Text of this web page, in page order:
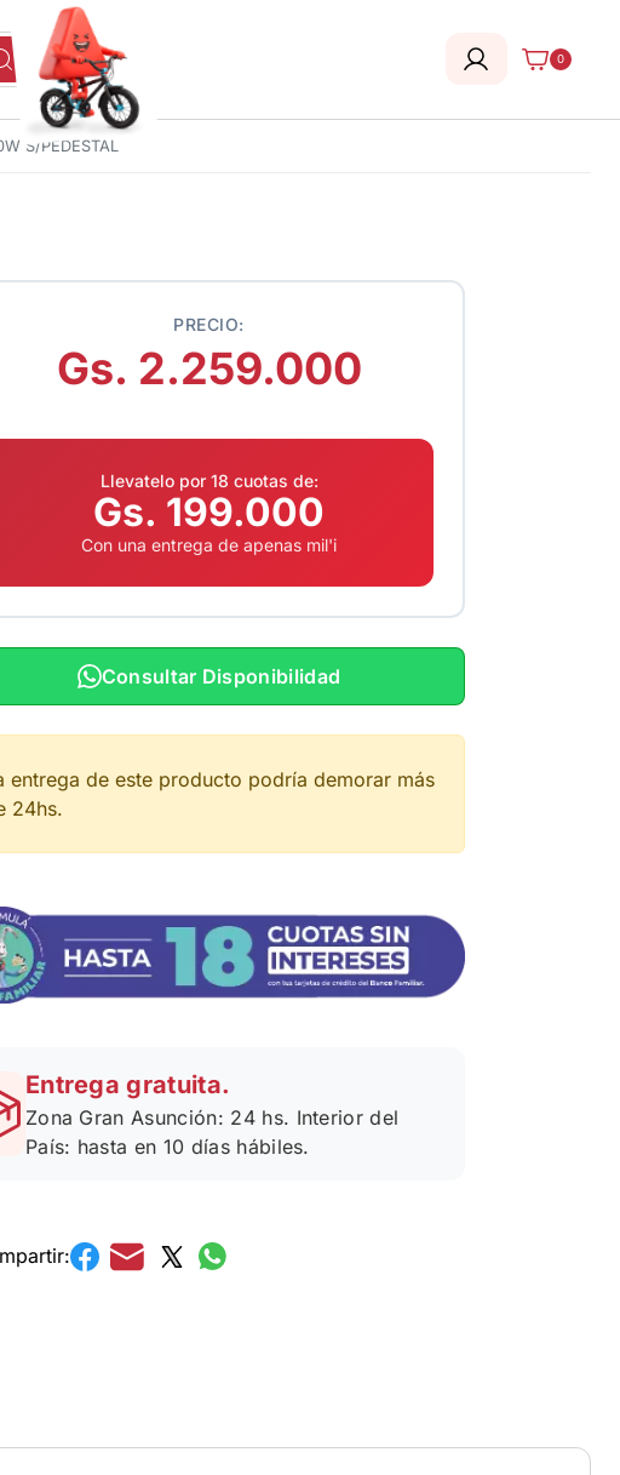
0
S/PEDESTAL
PRECIO:
Gs. 2.259.000
Llevatelo por 18 cuotas de:
Gs. 199.000
Con una entrega de apenas mil'i
Consultar Disponibilidad
entrega de este producto podría demorar más
24hs.
Entrega gratuita.
Zona Gran Asunción: 24 hs. Interior del
País: hasta en 10 días hábiles.